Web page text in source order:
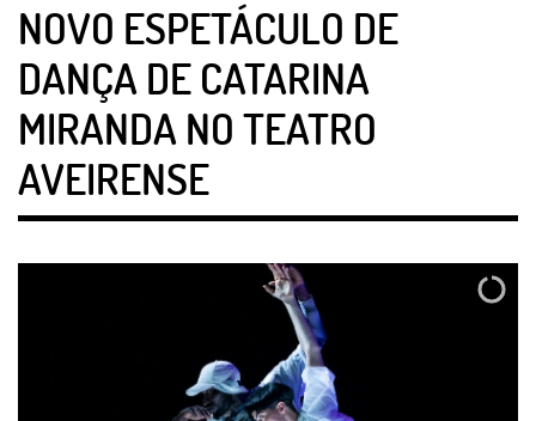
NOVO ESPETÁCULO DE
DANÇA DE CATARINA
MIRANDA NO TEATRO
AVEIRENSE